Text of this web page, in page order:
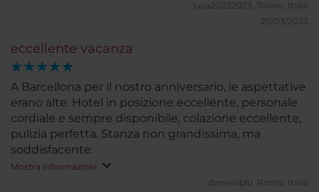
luca20232023. Torino, Italia
20/03/2023
eccellente vacanza
A Barcellona per il nostro anniversario, le aspettative
erano alte. Hotel in posizione eccellente, personale
cordiale e sempre disponibile, colazione eccellente,
pulizia perfetta. Stanza non grandissima, ma
soddisfacente.
Mostra informazioni
danielablu. Roma, Italia